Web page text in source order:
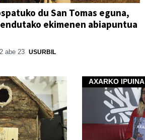
du San Tomas eguna,
ekimenen abiapuntua
abe 23 USURBIL
AXARKO IPUINA